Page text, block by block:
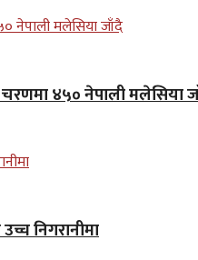
४५० नेपाली मलेसिया
निगरानीमा